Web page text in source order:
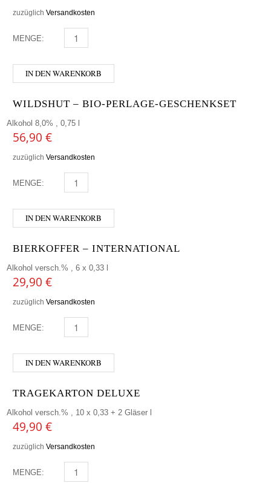
zuzüglich Versandkosten
MENGE: BIERPAKET MÜHLVIERTEL MENGE
IN DEN WARENKORB
WILDSHUT – BIO-PERLAGE-GESCHENKSET
Alkohol 8,0% , 0,75 l
56,90 €
zuzüglich Versandkosten
MENGE: WILDSHUT - BIO-PERLAGE-GESCHENKSET MENGE
IN DEN WARENKORB
BIERKOFFER – INTERNATIONAL
Alkohol versch.% , 6 x 0,33 l
29,90 €
zuzüglich Versandkosten
MENGE: BIERKOFFER - INTERNATIONAL MENGE
IN DEN WARENKORB
TRAGEKARTON DELUXE
Alkohol versch.% , 10 x 0,33 + 2 Gläser l
49,90 €
zuzüglich Versandkosten
MENGE: TRAGEKARTON DELUXE MENGE